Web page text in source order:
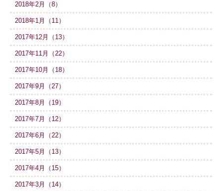
2018年2月（8）
2018年1月（11）
2017年12月（13）
2017年11月（22）
2017年10月（18）
2017年9月（27）
2017年8月（19）
2017年7月（12）
2017年6月（22）
2017年5月（13）
2017年4月（15）
2017年3月（14）